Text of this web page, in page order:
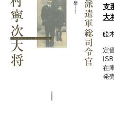
支
大
舩
定
在
発